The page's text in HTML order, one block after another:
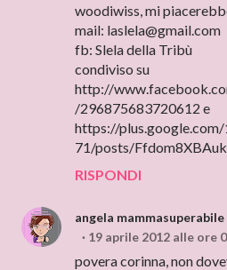
woodiwiss, mi
mail: laslela@gmail.com
fb: Slela della Tribù
condiviso su
http://
/296875683720612 e
https://
71/posts/Ffdom8XBAuk
RISPONDI
angela mammasuperabile
19 aprile 2012 alle ore
povera corinna, non